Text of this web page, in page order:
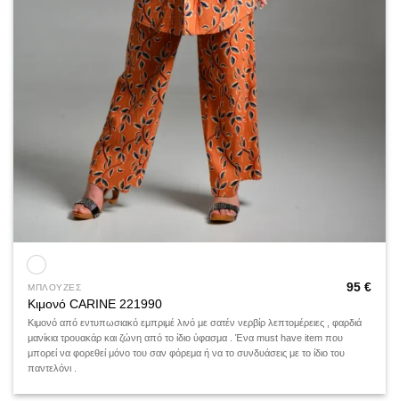
ΜΠΛΟΥΖΕΣ
Κιμονό CARINE 221990
95 €
Κιμονό από εντυπωσιακό εμπριμέ λινό με σατέν νερβίρ λεπτομέρειες , φαρδιά
μανίκια τρουακάρ και ζώνη από το ίδιο ύφασμα . Ένα must have item που
μπορεί να φορεθεί μόνο του σαν φόρεμα ή να το συνδυάσεις με το ίδιο του
παντελόνι .